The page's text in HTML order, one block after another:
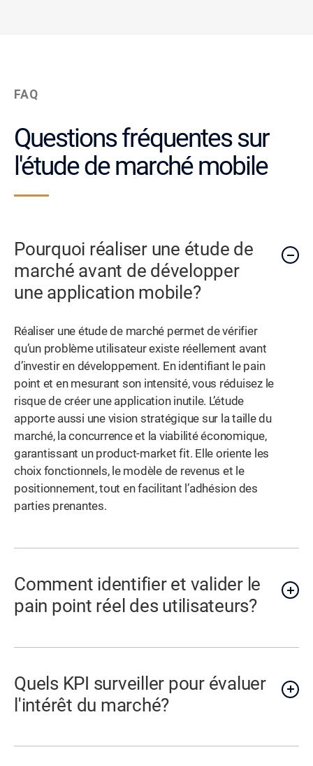
FAQ
Questions fréquentes sur
l'étude de marché mobile
Pourquoi réaliser une étude de
marché avant de développer
une application mobile?
Réaliser une étude de marché permet de vérifier
qu’un problème utilisateur existe réellement avant
d’investir en développement. En identifiant le pain
point et en mesurant son intensité, vous réduisez le
risque de créer une application inutile. L’étude
apporte aussi une vision stratégique sur la taille du
marché, la concurrence et la viabilité économique,
garantissant un product-market fit. Elle oriente les
choix fonctionnels, le modèle de revenus et le
positionnement, tout en facilitant l’adhésion des
parties prenantes.
Comment identifier et valider le
pain point réel des utilisateurs?
Quels KPI surveiller pour évaluer
l'intérêt du marché?